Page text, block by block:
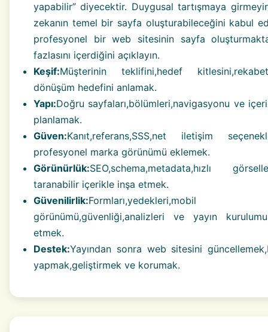
yapabilir” diyecektir. Duygusal tartışmaya
zekanın temel bir sayfa oluşturabileceğini kabul
profesyonel bir web sitesinin sayfa
fazlasını içerdiğini açıklayın.
Keşif:Müşterinin teklifini,hedef
dönüşüm hedefini anlamak.
Yapı:Doğru sayfaları,bölümleri,navigasyonu ve içerik
planlamak.
Güven:Kanıt,referans,SSS,net iletişim
profesyonel marka görünümü eklemek.
Görünürlük:SEO,schema,metadata,hızlı
taranabilir içerikle inşa etmek.
Güvenilirlik:Formları,yedekleri,mobil
görünümü,güvenliği,analizleri ve yayın
etmek.
Destek:Yayından sonra web sitesini
yapmak,geliştirmek ve korumak.